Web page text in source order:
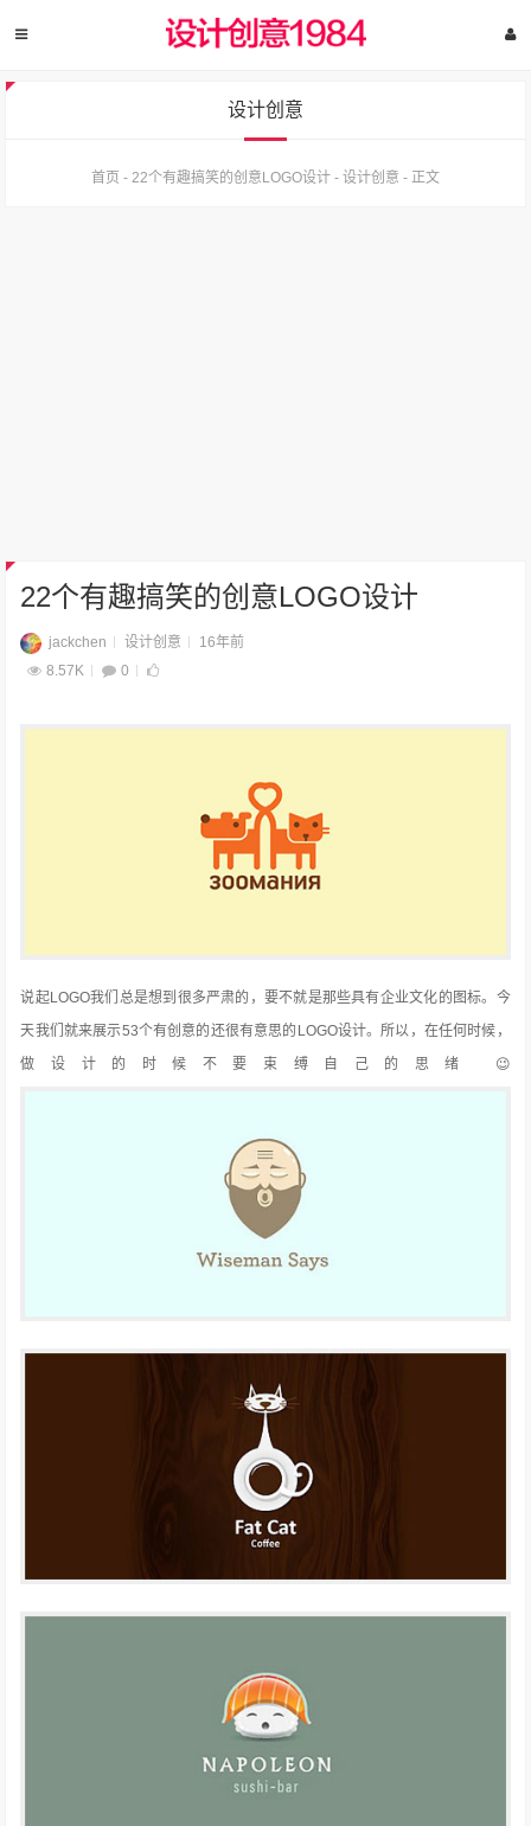
设计创意
首页 - 22个有趣搞笑的创意LOGO设计 - 设计创意 - 正文
22个有趣搞笑的创意LOGO设计
jackchen 设计创意
16年前
8.57K
0
说起LOGO我们总是想到很多严肃的，要不就是那些具有企业文化的图标。今
天我们就来展示53个有创意的还很有意思的LOGO设计。所以，在任何时候，
做设计的时候不要束缚自己的思绪 😉